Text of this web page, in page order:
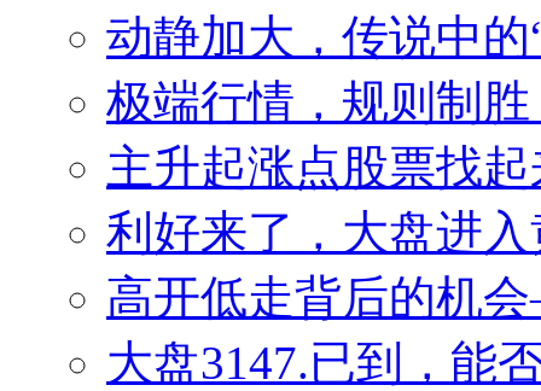
动静加大，传说中的
极端行情，规则制胜
主升起涨点股票找
利好来了，大盘进
高开低走背后的机
大盘3147.已到，能